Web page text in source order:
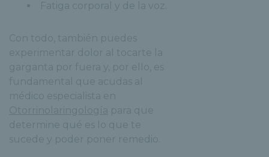
Fatiga corporal y de la voz.
Con todo, también puedes
experimentar dolor al tocarte la
garganta por fuera y, por ello, es
fundamental que acudas al
médico especialista en
Otorrinolaringología para que
determine qué es lo que te
sucede y poder poner remedio.